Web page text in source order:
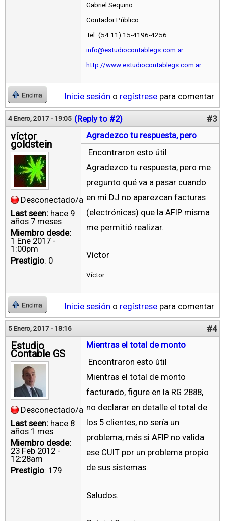
Gabriel Sequino
Contador Público
Tel. (54 11) 15-4196-4256
info@estudiocontablegs.com.ar
http://www.estudiocontablegs.com.ar
Encima Inicie sesión o regístrese para comentar
4 Enero, 2017 - 19:05 (Reply to #2) #3
víctor
goldstein
Desconectado/a
Last seen: hace 9
años 7 meses
Miembro desde:
1 Ene 2017 -
1:00pm
Prestigio: 0
Agradezco tu respuesta, pero
Encontraron esto útil
Agradezco tu respuesta, pero me
pregunto qué va a pasar cuando
en mi DJ no aparezcan facturas
(electrónicas) que la AFIP misma
me permitió realizar.
Víctor
Víctor
Encima Inicie sesión o regístrese para comentar
5 Enero, 2017 - 18:16 #4
Estudio
Contable GS
Desconectado/a
Last seen: hace 8
años 1 mes
Miembro desde:
23 Feb 2012 -
12:28am
Prestigio: 179
Mientras el total de monto
Encontraron esto útil
Mientras el total de monto
facturado, figure en la RG 2888,
no declarar en detalle el total de
los 5 clientes, no sería un
problema, más si AFIP no valida
ese CUIT por un problema propio
de sus sistemas.
Saludos.